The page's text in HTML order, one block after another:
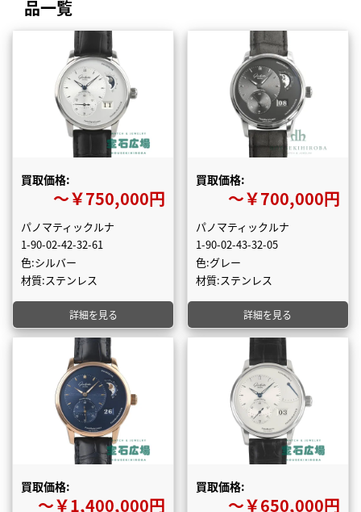
品一覧
買取価格:
〜￥750,000円
パノマティックルナ
1-90-02-42-32-61
色:シルバー
材質:ステンレス
詳細を見る
買取価格:
〜￥700,000円
パノマティックルナ
1-90-02-43-32-05
色:グレー
材質:ステンレス
詳細を見る
買取価格:
〜￥1,400,000円
買取価格:
〜￥650,000円